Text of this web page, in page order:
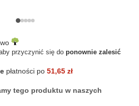
przyczynić się do ponownie zalesić
płatności po 51,65 zł
tego produktu w naszych